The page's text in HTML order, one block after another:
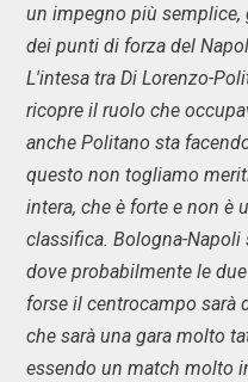
un impegno più semplice,
dei punti di forza del
L'intesa tra Di Lorenzo-
ricopre il ruolo che
anche Politano sta
questo non togliamo
intera, che è forte e non è
classifica. Bologna-
dove probabilmente le
forse il centrocampo sarà
che sarà una gara molto
essendo un match molto